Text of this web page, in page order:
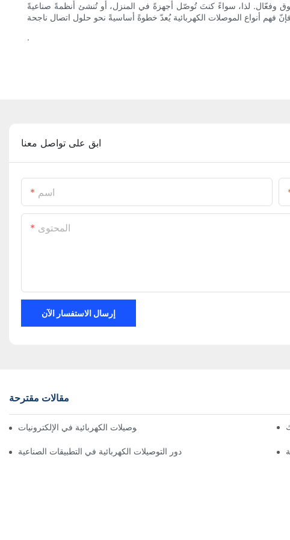
وفعّال. لذا، سواءً كنتَ تُوصّل أجهزةً في المنزل، أو تُنشئ أنظمةً صناعيةً
.
ابق على تواصل معنا
اسم
المحتوى
إرسال الاستفسار الآن
مقالات مقترحة
تأثير التكنولوجيا على التوصيلات الكهربائية في الإلكترونيات
دور التوصيلات الكهربائية في التطبيقات الصناعية